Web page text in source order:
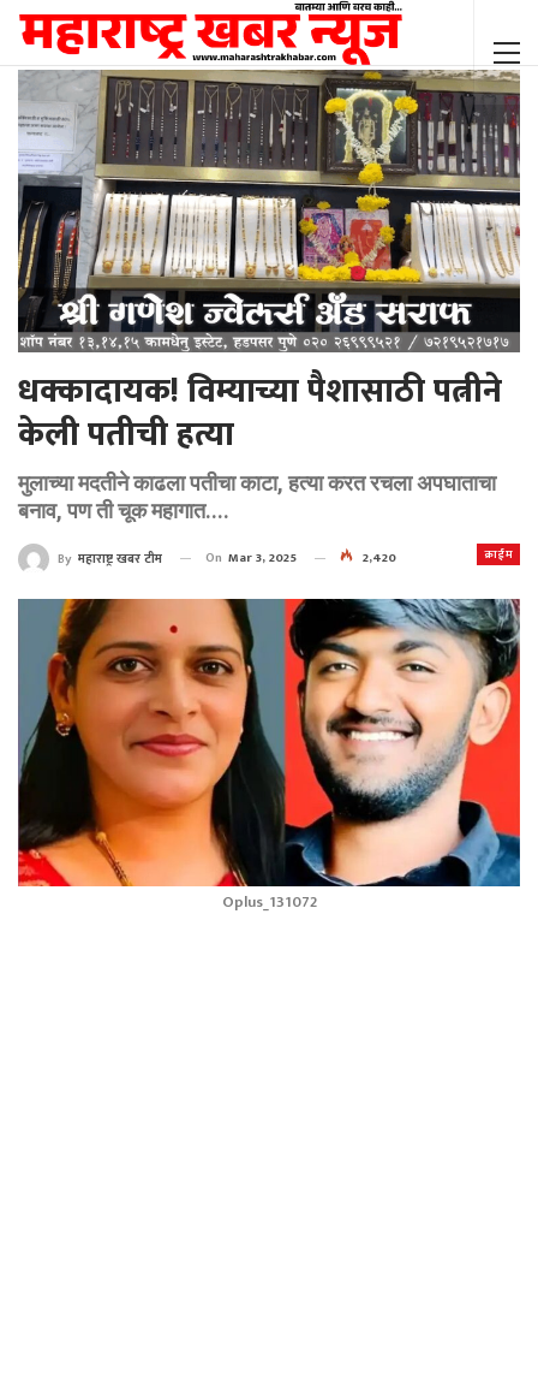
धक्कादायक! विम्याच्या पैशासाठी पत्नीने
केली पतीची हत्या
मुलाच्या मदतीने काढला पतीचा काटा, हत्या करत रचला अपघाताचा
बनाव, पण ती चूक महागात....
क्राईम
By महाराष्ट्र खबर टीम On Mar 3, 2025 2,420
Oplus_131072